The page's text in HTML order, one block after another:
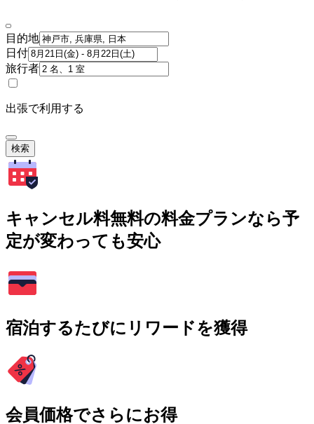
目的地
日付
旅行者
出張で利用する
検索
キャンセル料無料の料金プランなら予
定が変わっても安心
宿泊するたびにリワードを獲得
会員価格でさらにお得